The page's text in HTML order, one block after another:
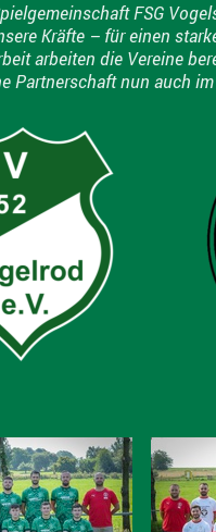
FSG
Kräfte – für einen
arbeiten die Vereine
Partnerschaft nun auch